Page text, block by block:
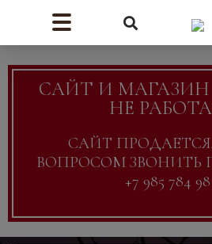
САЙТ И
НЕ
САЙТ
ВОПРОСОМ ЗВОНИТЬ
+7 985 784